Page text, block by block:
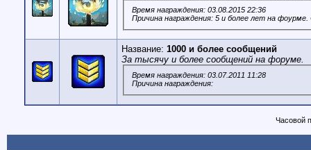
Время награждения: 03.08.2015 22:36
Причина награждения: 5 и более лет на
Название: 1000 и более сообщений
За тысячу и более сообщений на форуме.
Время награждения: 03.07.2011 11:28
Причина награждения:
Часовой